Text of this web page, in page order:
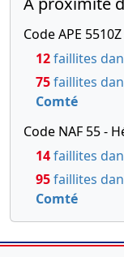
Code APE
12faillites
75faillites
Comté
Code NAF 55 -
14faillites
95faillites
Comté